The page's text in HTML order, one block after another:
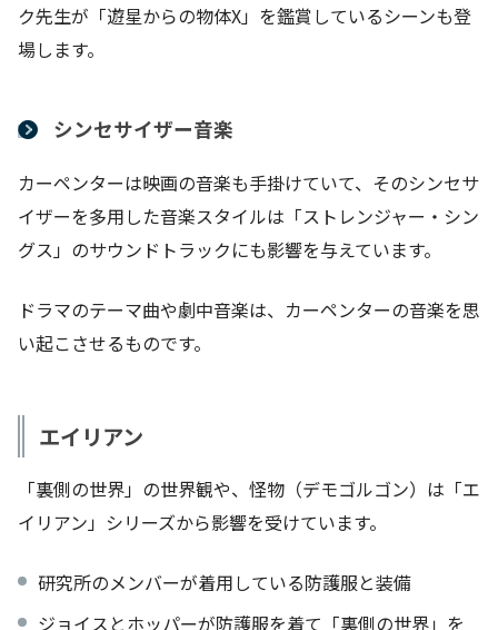
ク先生が「遊星からの物体X」を鑑賞しているシーンも登
場します。
シンセサイザー音楽
カーペンターは映画の音楽も手掛けていて、そのシンセサ
イザーを多用した音楽スタイルは「ストレンジャー・シン
グス」のサウンドトラックにも影響を与えています。
ドラマのテーマ曲や劇中音楽は、カーペンターの音楽を思
い起こさせるものです。
エイリアン
「裏側の世界」の世界観や、怪物（デモゴルゴン）は「エ
イリアン」シリーズから影響を受けています。
研究所のメンバーが着用している防護服と装備
ジョイスとホッパーが防護服を着て「裏側の世界」を